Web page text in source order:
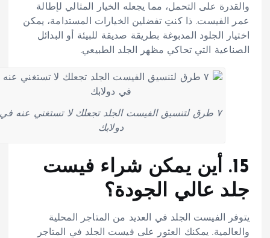
والقدرة على التحمل، مما يجعله الخيار المثالي لإطالة
عمر الفيست. ذا كنتِ تفضلين الخيارات المستدامة، يمكن
اختيار الجلود المدبوغة بطريقة صديقة للبيئة أو البدائل
الصناعية التي تحاكي مظهر الجلد الطبيعي.
٧ طرق لتنسيق الفيست الجلد تجعلك لا تستغني عنه في
دولابك
15. أين يمكن شراء فيست
جلد عالي الجودة؟
يتوفر الفيست الجلد في العديد من المتاجر المحلية
والعالمية. يمكنك العثور على فيست الجلد في المتاجر